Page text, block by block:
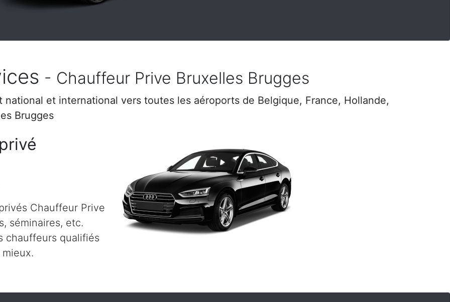
- Chauffeur Prive Bruxelles Brugges
et international vers toutes les aéroports de Belgique, France, Hollande,
Brugges
Chauffeur Prive
séminaires, etc.
chauffeurs qualifiés